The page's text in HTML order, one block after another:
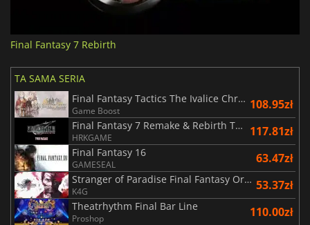
Final Fantasy 7 Rebirth
TA SAMA SERIA
Final Fantasy Tactics The Ivalice Chronicles
Game Boost 108.95zł
Final Fantasy 7 Remake & Rebirth Twin Pack
HRKGAME 117.81zł
Final Fantasy 16
GAMESEAL 63.47zł
Stranger of Paradise Final Fantasy Origin
K4G 53.37zł
Theatrhythm Final Bar Line
Proshop 110.00zł